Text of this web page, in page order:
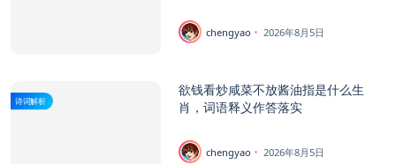
chengyao 2026年8月5日
诗词解析
欲钱看炒咸菜不放酱油指是什么生
肖，词语释义作答落实
chengyao 2026年8月5日